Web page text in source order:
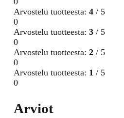
Arvostelu tuotteesta: 4 / 5
0
Arvostelu tuotteesta: 3 / 5
0
Arvostelu tuotteesta: 2 / 5
0
Arvostelu tuotteesta: 1 / 5
0
Arviot